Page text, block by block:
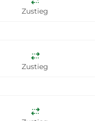
Zustieg
Zustieg